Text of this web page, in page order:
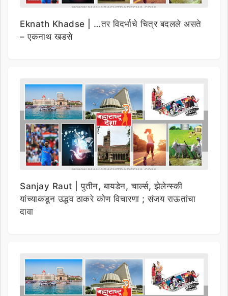
Eknath Khadse | …तर विदर्भाचे चित्र बदलले असते
– एकनाथ खडसे
Sanjay Raut | पुतीन, बायडेन, चार्ल्स, झेलेन्स्की
यांच्याकडून उद्धव ठाकरे कोण विचारणा ; संजय राऊतांचा
दावा